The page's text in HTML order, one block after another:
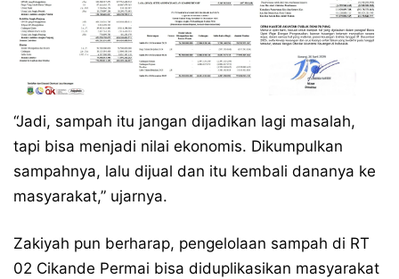
“Jadi, sampah itu jangan dijadikan lagi masalah,
tapi bisa menjadi nilai ekonomis. Dikumpulkan
sampahnya, lalu dijual dan itu kembali dananya ke
masyarakat,” ujarnya.
Zakiyah pun berharap, pengelolaan sampah di RT
02 Cikande Permai bisa diduplikasikan masyarakat